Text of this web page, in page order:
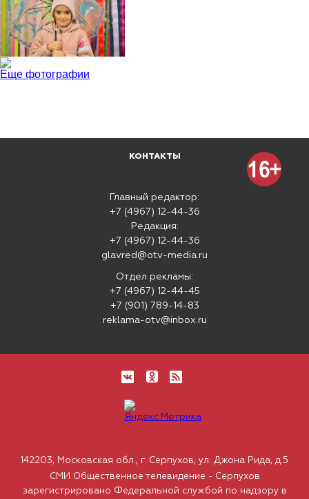
Еще фотографии
КОНТАКТЫ
Главный редактор:
+7 (4967) 12-44-36
Редакция:
+7 (4967) 12-44-36
glavred@otv-media.ru
Отдел рекламы:
+7 (4967) 12-44-45
+7 (901) 789-14-83
reklama-otv@inbox.ru
142203, Московская обл., г. Серпухов, ул. Джона Рида, д.5
СМИ Общественное телевидение - Серпухов
зарегистрировано Федеральной службой по надзору в